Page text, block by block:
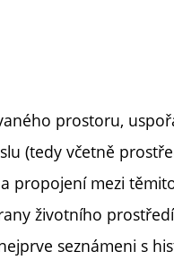
prostoru,
(tedy včetně
propojení mezi
životního
seznámeni s